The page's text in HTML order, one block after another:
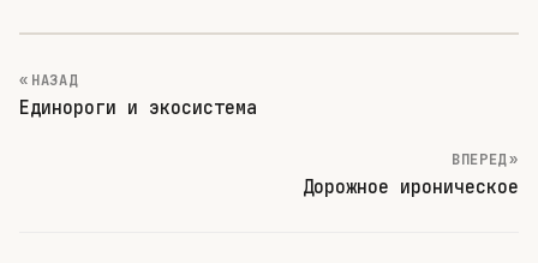
« НАЗАД
Единороги и экосистема
ВПЕРЕД »
Дорожное ироническое